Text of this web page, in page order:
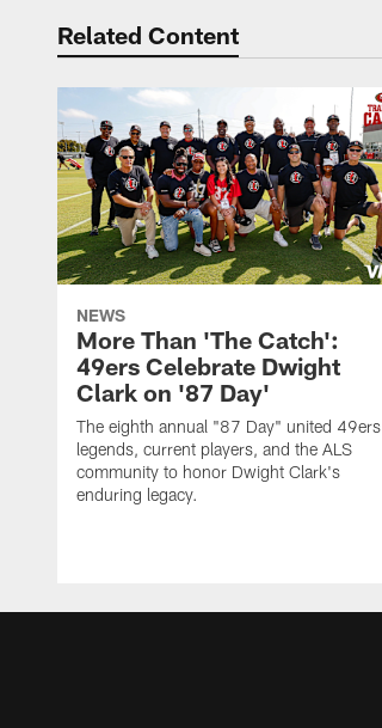
Related Content
NEWS
More Than 'The Catch':
49ers Celebrate Dwight
Clark on '87 Day'
The eighth annual "87 Day" united 49ers
legends, current players, and the ALS
community to honor Dwight Clark's
enduring legacy.